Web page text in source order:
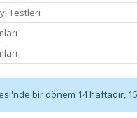
Testleri
bir dönem 14 haftadır,